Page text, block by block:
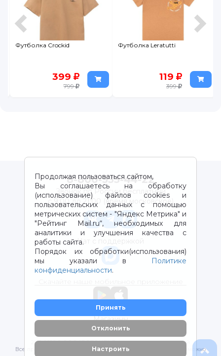
Футболка Crockid
399
799
Футболка Leratutti
119
399
Продолжая пользоваться сайтом,
Вы соглашаетесь на обработку
(использование) файлов cookies и
пользовательских данных с помощью
метрических систем - "Яндекс Метрика" и
"Рейтинг Mail.ru“, необходимых для
аналитики и улучшения качества с
работы сайта.
Порядок их обработки(использования)
мы указали в
Политике
конфиденциальности.
Принять
Отклонить
Настроить
8-800-333-44-22
Звонок по России бесплатный
с 9:00 до 21:00 (время московское)
Чат с поддержкой
Магазины
2012-2026 © ООО "ВОТОНЯ". Детские товары с доставкой
Все права защищены. Любое использование материалов возможно